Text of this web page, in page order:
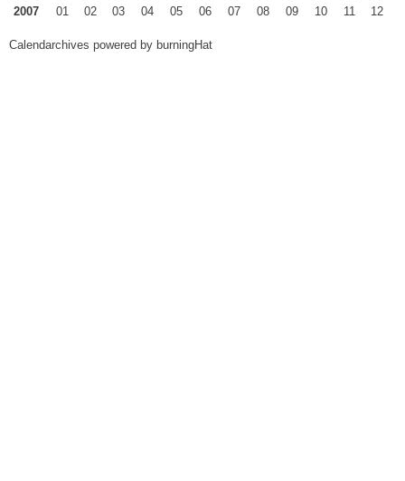
2007
01 02 03 04 05 06 07 08 09 10 11 12
Calendarchives powered by burningHat